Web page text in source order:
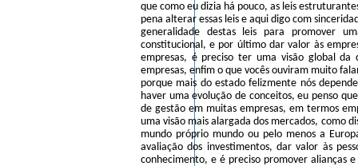
que como eu dizia há pouco, as leis
pena alterar essas leis e aqui digo com
generalidade destas leis para promover
constitucional, e por último dar valor às
empresas, é preciso ter uma visão global
empresas, enfim o que vocês ouviram muito
porque mais do estado felizmente nós
haver uma evolução de conceitos, eu penso
de gestão em muitas empresas, em termos
uma visão mais alargada dos mercados, como
mundo próprio mundo ou pelo menos a
avaliação dos investimentos, dar valor às
conhecimento, e é preciso promover alianças